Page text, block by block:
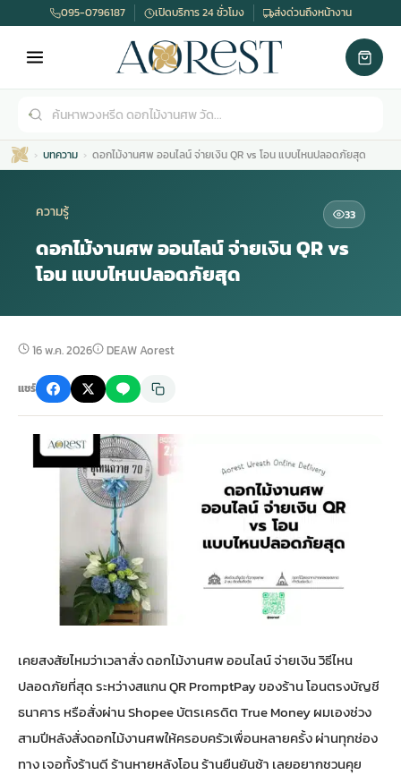
ดอกไม้หน้าศพ
จัดดอกไม้หน้าศพ
ดอกไม้หน้าหีบ
ดอกไม้หน้างานศพ
ดอกไม้หน้าโลง
จัดดอกไม้หน้ารูป
จัดดอกไม้หน้าโลง
ดอกไม้ศพ
พวงหรีด กรุงเทพ
สั่งพวงหรีด
ร้านพวงหรีด
ดอกไม้พวงหรีด
พวงหรีดปทุม
พวงหรีดพระราม 2
พวงหรีด ปากคลองตลาด
พวงหรีดราคาถูก
มรุสีขาว
ไม้หน้าเมรุ
น้าเมรุ ราคา
มรุ ราคาถูก
ไม้งานแต่ง
ไม้งานแต่ง ราคาถูก
ไม้งานแต่ง กรุงเทพ
ดอกไม้งานแต่ง
ไม้งานแต่ง แบบสวยๆ
พวงหรีดพัดลม
พวงหรีดพัดลม ราคาถูก
พวงหรีดพัดลม กรุงเทพ
พวงหรีดพัดลม ส่งด่วน
สั่งพวงหรีดพัดลม
ร้านพวงหรีดพัดลม
พวงหรีดพัดลม ปากคลองตลาด
พวงหรีดพัดลม แบบสวยๆ
รับจัดงานศพ
รับจัดงานศพ ครบวงจร
รับจัดงานศพ กรุงเทพ
แพ็คเกจจัดงานศพ
ค่าใช้จ่ายจัดงานศพ
จัดงานศพ วัด
ขั้นตอนจัดงานศพ
จัดงานศพ ราคาถูก
095-0796187 เปิดบริการ 24 ชั่วโมง ส่งด่วนถึงหน้างาน
บทความ ดอกไม้งานศพ ออนไลน์ จ่ายเงิน QR vs โอน แบบไหนปลอดภัยสุด
ความรู้ 33
ดอกไม้งานศพ ออนไลน์ จ่ายเงิน QR vs
โอน แบบไหนปลอดภัยสุด
16 พ.ค. 2026 DEAW Aorest
แชร์
เคยสงสัยไหมว่าเวลาสั่ง ดอกไม้งานศพ ออนไลน์ จ่ายเงิน วิธีไหน
ปลอดภัยที่สุด ระหว่างสแกน QR PromptPay ของร้าน โอนตรงบัญชี
ธนาคาร หรือสั่งผ่าน Shopee บัตรเครดิต True Money ผมเองช่วง
สามปีหลังสั่งดอกไม้งานศพให้ครอบครัวเพื่อนหลายครั้ง ผ่านทุกช่อง
ทาง เจอทั้งร้านดี ร้านหายหลังโอน ร้านยืนยันช้า เลยอยากชวนคุย